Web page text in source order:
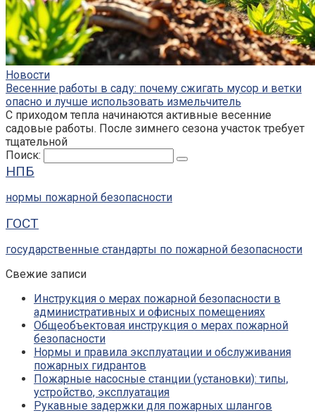
Новости
Весенние работы в саду: почему сжигать мусор и ветки
опасно и лучше использовать измельчитель
С приходом тепла начинаются активные весенние
садовые работы. После зимнего сезона участок требует
тщательной
Поиск:
НПБ
нормы пожарной безопасности
ГОСТ
государственные стандарты по пожарной безопасности
Свежие записи
Инструкция о мерах пожарной безопасности в
административных и офисных помещениях
Общеобъектовая инструкция о мерах пожарной
безопасности
Нормы и правила эксплуатации и обслуживания
пожарных гидрантов
Пожарные насосные станции (установки): типы,
устройство, эксплуатация
Рукавные задержки для пожарных шлангов